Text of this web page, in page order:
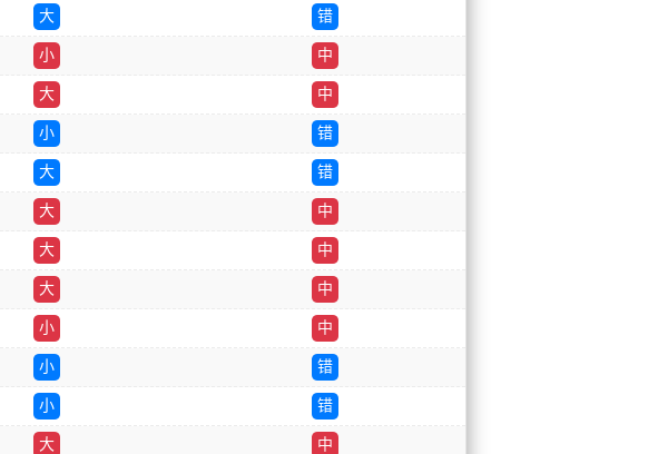
大 错
小 中
大 中
小 错
大 错
大 中
大 中
大 中
小 中
小 错
小 错
大 中